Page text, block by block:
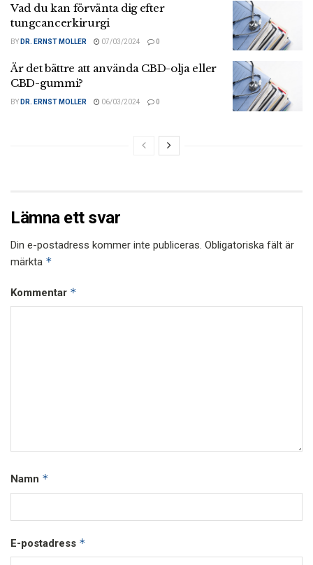
Vad du kan förvänta dig efter
tungcancerkirurgi
BY DR. ERNST MOLLER 07/03/2024 0
Är det bättre att använda CBD-olja eller
CBD-gummi?
BY DR. ERNST MOLLER 06/03/2024 0
Lämna ett svar
Din e-postadress kommer inte publiceras. Obligatoriska fält är
märkta *
Kommentar *
Namn *
E-postadress *